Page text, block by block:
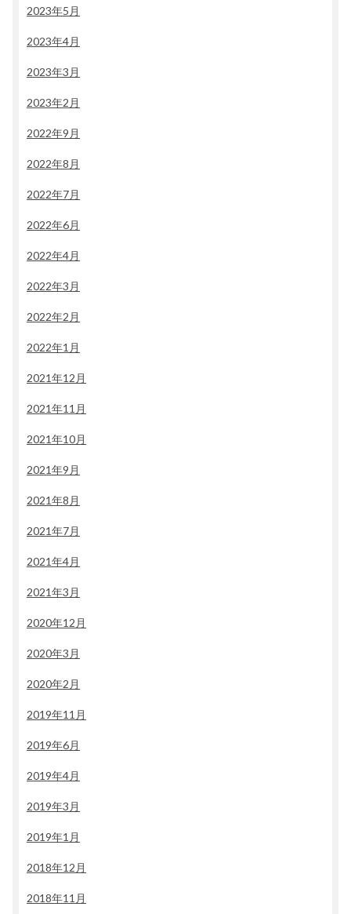
2023年5月
2023年4月
2023年3月
2023年2月
2022年9月
2022年8月
2022年7月
2022年6月
2022年4月
2022年3月
2022年2月
2022年1月
2021年12月
2021年11月
2021年10月
2021年9月
2021年8月
2021年7月
2021年4月
2021年3月
2020年12月
2020年3月
2020年2月
2019年11月
2019年6月
2019年4月
2019年3月
2019年1月
2018年12月
2018年11月